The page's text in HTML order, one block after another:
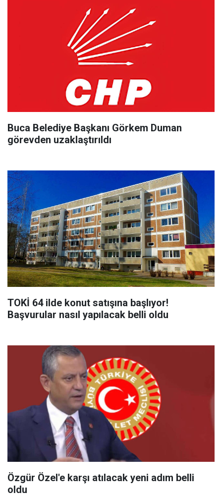
Buca Belediye Başkanı Görkem Duman
görevden uzaklaştırıldı
TOKİ 64 ilde konut satışına başlıyor!
Başvurular nasıl yapılacak belli oldu
Özgür Özel'e karşı atılacak yeni adım belli
oldu